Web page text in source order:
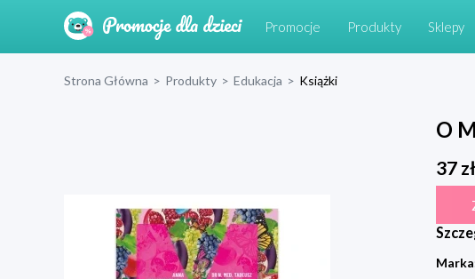
Promocje Produkty Sklepy
Strona Główna > Produkty > Edukacja > Książki
O
37zł
Marka